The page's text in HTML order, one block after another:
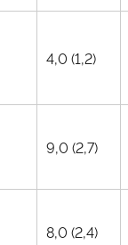
4,0 (1,2)
9,0 (2,7)
8,0 (2,4)